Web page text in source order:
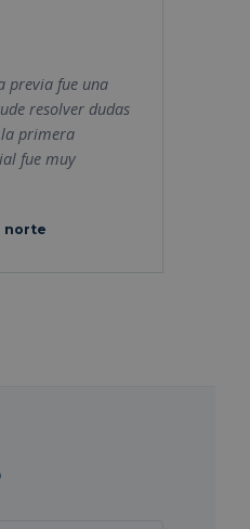
previa fue una
resolver dudas
primera
fue muy
norte